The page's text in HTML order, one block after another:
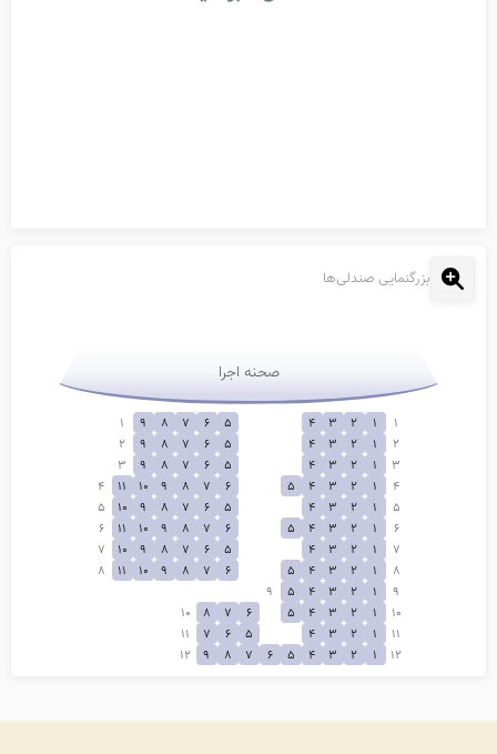
بزرگنمایی صندلی‌ها
صحنه اجرا
1
1
2
3
4
5
6
7
8
9
1
2
1
2
3
4
5
6
7
8
9
2
3
1
2
3
4
5
6
7
8
9
3
4
1
2
3
4
5
6
7
8
9
10
11
4
5
1
2
3
4
5
6
7
8
9
10
5
6
1
2
3
4
5
6
7
8
9
10
11
6
7
1
2
3
4
5
6
7
8
9
10
7
8
1
2
3
4
5
6
7
8
9
10
11
8
9
1
2
3
4
5
9
10
1
2
3
4
5
6
7
8
10
11
1
2
3
4
5
6
7
11
12
1
2
3
4
5
6
7
8
9
12